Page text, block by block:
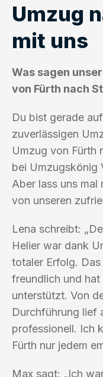
Umzug
mit uns
Was sagen
von Fürth nach
Du bist gerade
zuverlässigen
Umzug von Fürth
bei Umzugskönig
Aber lass uns mal
von unseren
Lena schreibt:
Helier war dank
totaler Erfolg.
freundlich und
unterstützt. Von
Durchführung lief
professionell. Ich
Fürth nur jedem
Max sagt: „Ich